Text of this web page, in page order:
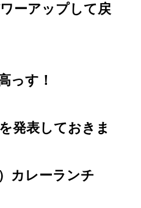
ーアップして戻
っす！
発表しておきま
カレーランチ